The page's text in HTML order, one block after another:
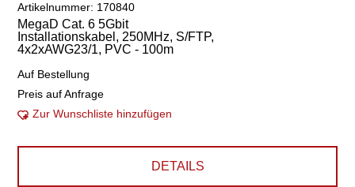
Artikelnummer: 170840
MegaD Cat. 6 5Gbit
Installationskabel, 250MHz, S/FTP,
4x2xAWG23/1, PVC - 100m
Auf Bestellung
Preis auf Anfrage
Zur Wunschliste hinzufügen
DETAILS